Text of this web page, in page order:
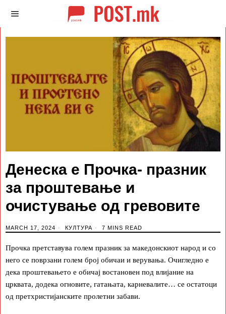
Денеска е Прочка- празник
за проштевање и
очистување од гревовите
MARCH 17, 2024 КУЛТУРА 7 MINS READ
Прочка претставува голем празник за македонскиот народ и со
него се поврзани голем број обичаи и верувања. Очигледно е
дека проштевањето е обичај востановен под влијание на
црквата, додека огновите, гатањата, карневалите… се остатоци
од претхристијанските пролетни забави.